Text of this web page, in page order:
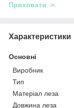
Приховати
Характеристики
Основні
Виробник
Тип
Матеріал леза
Довжина леза